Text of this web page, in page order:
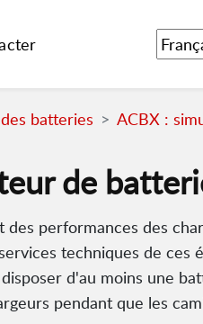
batteries ACBX :
de
performances des
techniques de ces
d'au moins une
pendant que les